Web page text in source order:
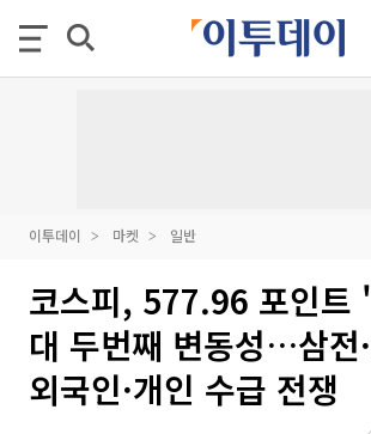
이투데이 마켓 일반
코스피, 577.96 포인트
대 두번째 변동성…삼전
외국인·개인 수급 전쟁